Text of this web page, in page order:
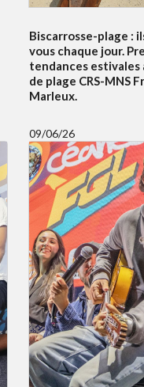
Biscarrosse-plage :
vous chaque jour.
tendances estivales
de plage CRS-MNS
Marleux.
09/06/26